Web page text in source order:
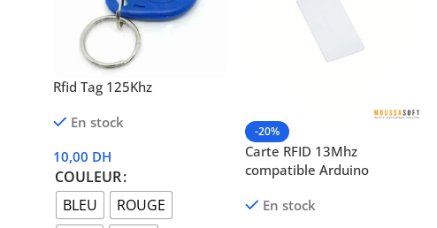
Rfid Tag 125Khz
En stock
10,00 DH
COULEUR
BLEU
ROUGE
-20%
Carte RFID 13Mhz
compatible Arduino
En stock